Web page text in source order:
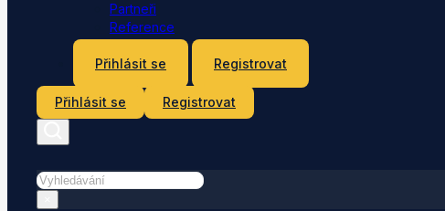
Partneři
Reference
Přihlásit se
Registrovat
Přihlásit se Registrovat
Hledat